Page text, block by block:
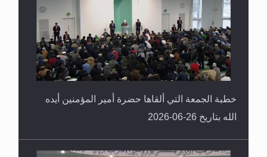
خطبة الجمعة التي ألقاها حضرة أمير المؤمنين أيده
الله بتاريخ 26-06-2026